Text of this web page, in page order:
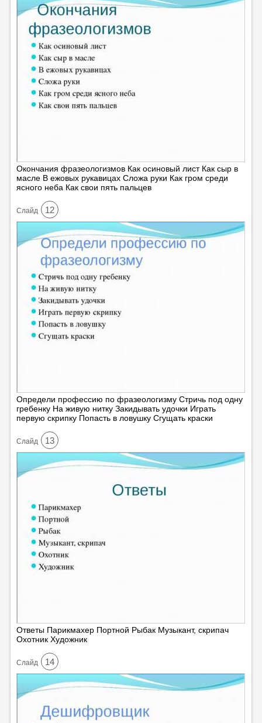
Окончания фразеологизмов Как осиновый лист Как сыр в
масле В ежовых рукавицах Сложа руки Как гром среди
ясного неба Как свои пять пальцев
Cлайд 12
Определи профессию по фразеологизму Стричь под одну
гребенку На живую нитку Закидывать удочки Играть
первую скрипку Попасть в ловушку Сгущать краски
Cлайд 13
Ответы Парикмахер Портной Рыбак Музыкант, скрипач
Охотник Художник
Cлайд 14